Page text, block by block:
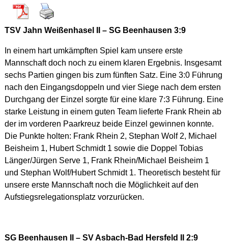
TSV Jahn Weißenhasel II – SG Beenhausen 3:9
In einem hart umkämpften Spiel kam unsere erste
Mannschaft doch noch zu einem klaren Ergebnis. Insgesamt
sechs Partien gingen bis zum fünften Satz. Eine 3:0 Führung
nach den Eingangsdoppeln und vier Siege nach dem ersten
Durchgang der Einzel sorgte für eine klare 7:3 Führung. Eine
starke Leistung in einem guten Team lieferte Frank Rhein ab
der im vorderen Paarkreuz beide Einzel gewinnen konnte.
Die Punkte holten: Frank Rhein 2, Stephan Wolf 2, Michael
Beisheim 1, Hubert Schmidt 1 sowie die Doppel Tobias
Länger/Jürgen Serve 1, Frank Rhein/Michael Beisheim 1
und Stephan Wolf/Hubert Schmidt 1. Theoretisch besteht für
unsere erste Mannschaft noch die Möglichkeit auf den
Aufstiegsrelegationsplatz vorzurücken.
SG Beenhausen II – SV Asbach-Bad Hersfeld II 2:9